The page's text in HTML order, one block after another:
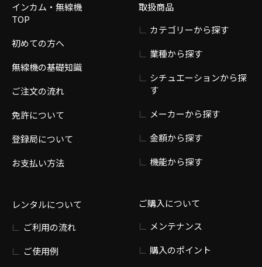
インカム・無線機
TOP
初めての方へ
無線機の基礎知識
ご注文の流れ
免許について
登録局について
お支払い方法
レンタルについて
ご利用の流れ
ご使用例
取扱商品
カテゴリーから探す
業種から探す
シチュエーションから探
す
メーカーから探す
金額から探す
機能から探す
ご購入について
メンテナンス
購入のポイント